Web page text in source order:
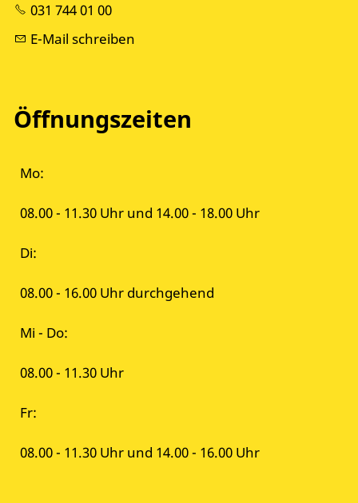
031 744 01 00
E-Mail schreiben
Öffnungszeiten
Mo:
08.00 - 11.30 Uhr und 14.00 - 18.00 Uhr
Di:
08.00 - 16.00 Uhr durchgehend
Mi - Do:
08.00 - 11.30 Uhr
Fr:
08.00 - 11.30 Uhr und 14.00 - 16.00 Uhr